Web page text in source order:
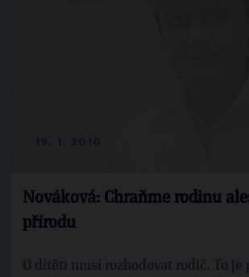
Nováková: Chraňme rodinu
přírodu
O dítěti musí rozhodovat rodič. To